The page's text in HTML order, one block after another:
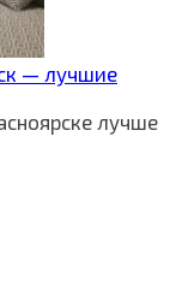
— лучшие
лучше